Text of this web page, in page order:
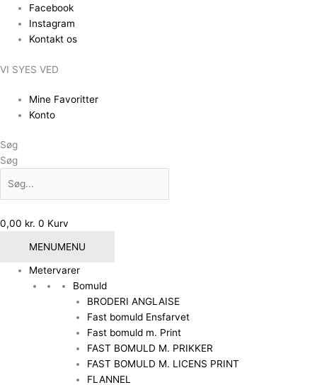
indholdet
Facebook
Instagram
Kontakt os
VI SYES VED
Mine Favoritter
Konto
Søg
Søg
0,00 kr. 0 Kurv
MENUMENU
Metervarer
Bomuld
BRODERI ANGLAISE
Fast bomuld Ensfarvet
Fast bomuld m. Print
FAST BOMULD M. PRIKKER
FAST BOMULD M. LICENS PRINT
FLANNEL